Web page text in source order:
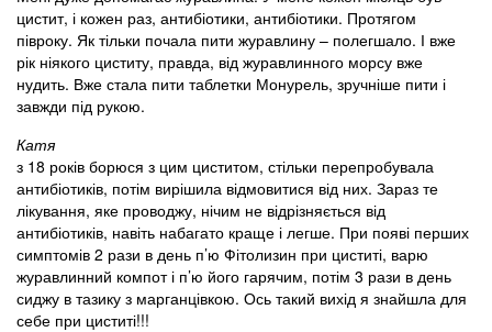
цистит, і кожен раз, антибіотики, антибіотики. Протягом
півроку. Як тільки почала пити журавлину – полегшало. І вже
рік ніякого циститу, правда, від журавлинного морсу вже
нудить. Вже стала пити таблетки Монурель, зручніше пити і
завжди під рукою.
Катя
з 18 років борюся з цим циститом, стільки перепробувала
антибіотиків, потім вирішила відмовитися від них. Зараз те
лікування, яке проводжу, нічим не відрізняється від
антибіотиків, навіть набагато краще і легше. При появі перших
симптомів 2 рази в день п’ю Фітолизин при циститі, варю
журавлинний компот і п’ю його гарячим, потім 3 рази в день
сиджу в тазику з марганцівкою. Ось такий вихід я знайшла для
себе при циститі!!!